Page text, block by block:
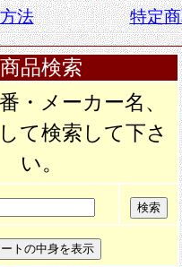
法 特定
商品検索
・メーカー名、
て検索して下さ
い。